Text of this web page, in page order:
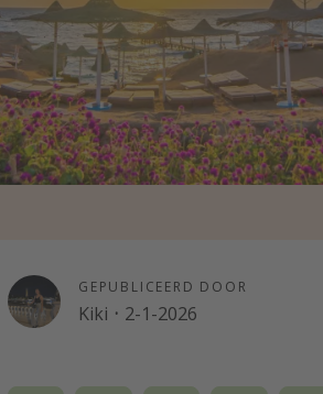
GEPUBLICEERD DOOR
Kiki · 2-1-2026